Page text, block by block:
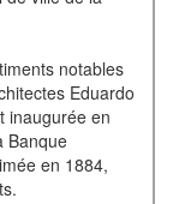
notables
Eduardo
inaugurée en
Banque
en 1884,